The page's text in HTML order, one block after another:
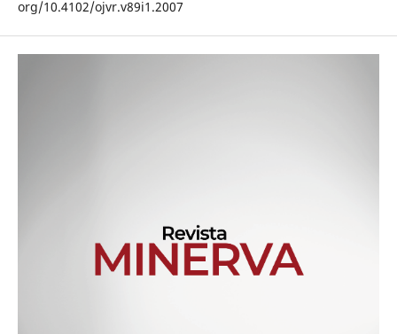
org/10.4102/ojvr.v89i1.2007